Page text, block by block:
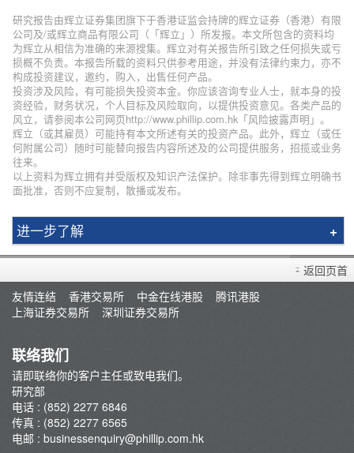
研究报告由辉立证券集团旗下于香港证监会持牌的辉立证券（香港）有限
公司及/或辉立商品有限公司（「辉立」）所发报。本文所包含的资料均
为辉立从相信为准确的来源搜集。辉立对有关报告所引致之任何损失或亏
损概不负责。本报告所载的资料只供参考用途，并没有法律约束力，亦不
构成投资建议，邀约，购入，出售任何产品。
投资涉及风险，有可能损失投资本金。你应该咨询专业人士，就本身的投
资经验，财务状况，个人目标及风险取向，以提供投资意见。各类产品的
风立，请参阅本公司网页http://www.phillip.com.hk「风险披露声明」。
辉立（或其雇员）可能持有本文所述有关的投资产品。此外，辉立（或任
何附属公司）随时可能替向报告内容所述及的公司提供服务，招揽或业务
往来。
以上资料为辉立拥有并受版权及知识产法保护。除非事先得到辉立明确书
面批准，否则不应复制，散播或发布。
进一步了解
研究报告
市况评论
交易员评论
返回页首
友情连结
香港交易所 中金在线港股
腾讯港股
上海证券交易所
深圳证券交易所
联络我们
请即联络你的客户主任或致电我们。
研究部
电话 : (852) 2277 6846
传真 : (852) 2277 6565
电邮 : businessenquiry@phillip.com.hk